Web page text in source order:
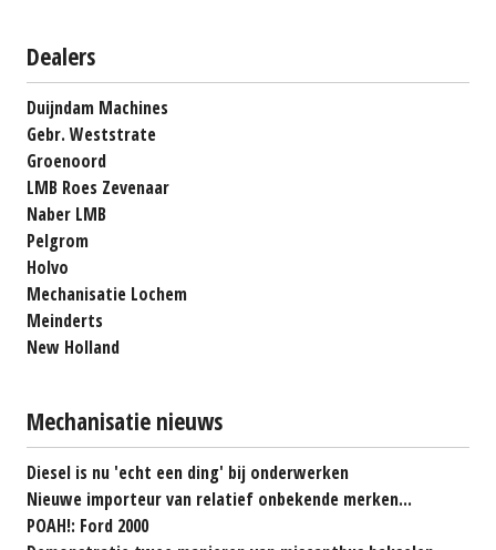
Dealers
Duijndam Machines
Gebr. Weststrate
Groenoord
LMB Roes Zevenaar
Naber LMB
Pelgrom
Holvo
Mechanisatie Lochem
Meinderts
New Holland
Mechanisatie nieuws
Diesel is nu 'echt een ding' bij onderwerken
Nieuwe importeur van relatief onbekende merken...
POAH!: Ford 2000